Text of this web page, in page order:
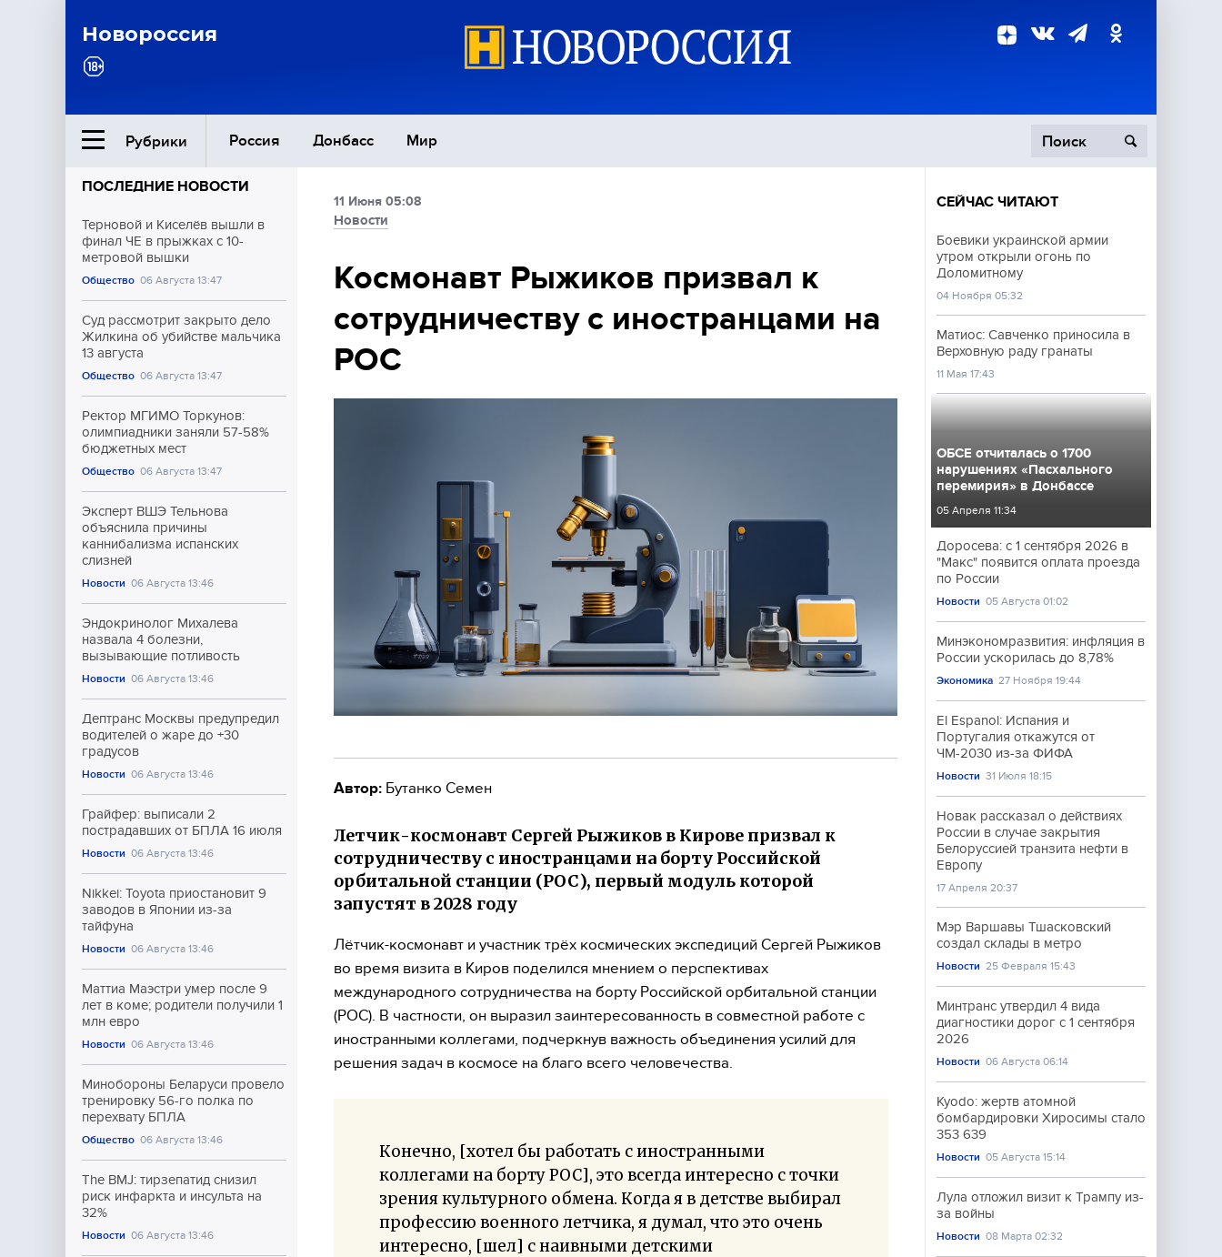
Новороссия
Рубрики Россия Донбасс Мир
Ближний Восток
Общество
Экономика
Происшествия
Культура
Спорт
ПОСЛЕДНИЕ НОВОСТИ
Терновой и Киселёв вышли в
финал ЧЕ в прыжках с 10-
метровой вышки
Общество 06 Августа 13:47
Суд рассмотрит закрыто дело
Жилкина об убийстве мальчика
13 августа
Общество 06 Августа 13:47
Ректор МГИМО Торкунов:
олимпиадники заняли 57-58%
бюджетных мест
Общество 06 Августа 13:47
Эксперт ВШЭ Тельнова
объяснила причины
каннибализма испанских
слизней
Новости 06 Августа 13:46
Эндокринолог Михалева
назвала 4 болезни,
вызывающие потливость
Новости 06 Августа 13:46
Дептранс Москвы предупредил
водителей о жаре до +30
градусов
Новости 06 Августа 13:46
Грайфер: выписали 2
пострадавших от БПЛА 16 июля
Новости 06 Августа 13:46
Nikkei: Toyota приостановит 9
заводов в Японии из-за
тайфуна
Новости 06 Августа 13:46
Маттиа Маэстри умер после 9
лет в коме; родители получили 1
млн евро
Новости 06 Августа 13:46
Минобороны Беларуси провело
тренировку 56-го полка по
перехвату БПЛА
Общество 06 Августа 13:46
The BMJ: тирзепатид снизил
риск инфаркта и инсульта на
32%
Новости 06 Августа 13:46
11 Июня 05:08
Новости
Космонавт Рыжиков призвал к
сотрудничеству с иностранцами на
РОС
Автор: Бутанко Семен
Летчик-космонавт Сергей Рыжиков в Кирове призвал к
сотрудничеству с иностранцами на борту Российской
орбитальной станции (РОС), первый модуль которой
запустят в 2028 году
Лётчик-космонавт и участник трёх космических экспедиций Сергей Рыжиков
во время визита в Киров поделился мнением о перспективах
международного сотрудничества на борту Российской орбитальной станции
(РОС). В частности, он выразил заинтересованность в совместной работе с
иностранными коллегами, подчеркнув важность объединения усилий для
решения задач в космосе на благо всего человечества.
Конечно, [хотел бы работать с иностранными
коллегами на борту РОС], это всегда интересно с точки
зрения культурного обмена. Когда я в детстве выбирал
профессию военного летчика, я думал, что это очень
интересно, [шел] с наивными детскими
СЕЙЧАС ЧИТАЮТ
Боевики украинской армии
утром открыли огонь по
Доломитному
04 Ноября 05:32
Матиос: Савченко приносила в
Верховную раду гранаты
11 Мая 17:43
ОБСЕ отчиталась о 1700
нарушениях «Пасхального
перемирия» в Донбассе
05 Апреля 11:34
Доросева: с 1 сентября 2026 в
"Макс" появится оплата проезда
по России
Новости 05 Августа 01:02
Минэкономразвития: инфляция в
России ускорилась до 8,78%
Экономика 27 Ноября 19:44
El Espanol: Испания и
Португалия откажутся от
ЧМ-2030 из-за ФИФА
Новости 31 Июля 18:15
Новак рассказал о действиях
России в случае закрытия
Белоруссией транзита нефти в
Европу
17 Апреля 20:37
Мэр Варшавы Тшасковский
создал склады в метро
Новости 25 Февраля 15:43
Минтранс утвердил 4 вида
диагностики дорог с 1 сентября
2026
Новости 06 Августа 06:14
Kyodo: жертв атомной
бомбардировки Хиросимы стало
353 639
Новости 05 Августа 15:14
Лула отложил визит к Трампу из-
за войны
Новости 08 Марта 02:32